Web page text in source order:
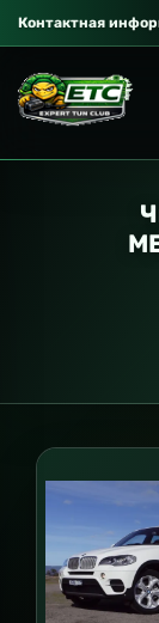
Контактная